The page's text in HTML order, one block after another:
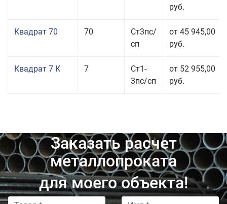
руб.
Квадрат 70 70
Ст3пс/
сп
от 45 945,00
руб.
Квадрат 7 К 7
Ст1-
3пс/сп
от 52 955,00
руб.
Заказать расчет
металлопроката
для моего объекта!